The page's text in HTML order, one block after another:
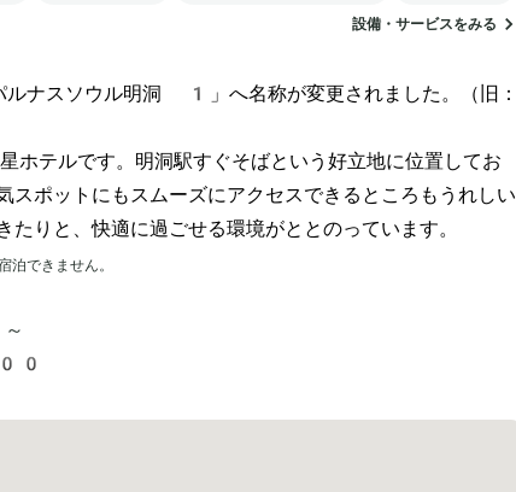
設備・サービスをみる
ルナスソウル明洞 1」へ名称が変更されました。（旧：
ホテルです。明洞駅すぐそばという好立地に位置してお
スポットにもスムーズにアクセスできるところもうれしい
りと、快適に過ごせる環境がととのっています。
泊できません。